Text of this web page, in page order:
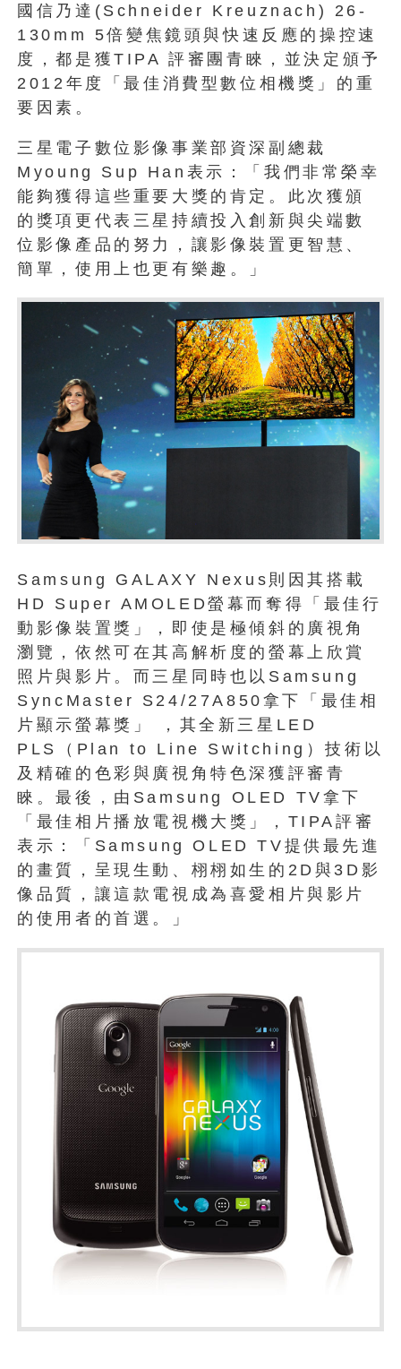
國信乃達(Schneider Kreuznach) 26-
130mm 5倍變焦鏡頭與快速反應的操控速
度，都是獲TIPA 評審團青睞，並決定頒予
2012年度「最佳消費型數位相機獎」的重
要因素。
三星電子數位影像事業部資深副總裁
Myoung Sup Han表示：「我們非常榮幸
能夠獲得這些重要大獎的肯定。此次獲頒
的獎項更代表三星持續投入創新與尖端數
位影像產品的努力，讓影像裝置更智慧、
簡單，使用上也更有樂趣。」
Samsung GALAXY Nexus則因其搭載
HD Super AMOLED螢幕而奪得「最佳行
動影像裝置獎」，即使是極傾斜的廣視角
瀏覽，依然可在其高解析度的螢幕上欣賞
照片與影片。而三星同時也以Samsung
SyncMaster S24/27A850拿下「最佳相
片顯示螢幕獎」 ，其全新三星LED
PLS（Plan to Line Switching）技術以
及精確的色彩與廣視角特色深獲評審青
睞。最後，由Samsung OLED TV拿下
「最佳相片播放電視機大獎」，TIPA評審
表示：「Samsung OLED TV提供最先進
的畫質，呈現生動、栩栩如生的2D與3D影
像品質，讓這款電視成為喜愛相片與影片
的使用者的首選。」